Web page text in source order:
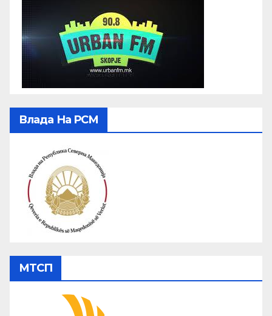
Влада На РСМ
МТСП